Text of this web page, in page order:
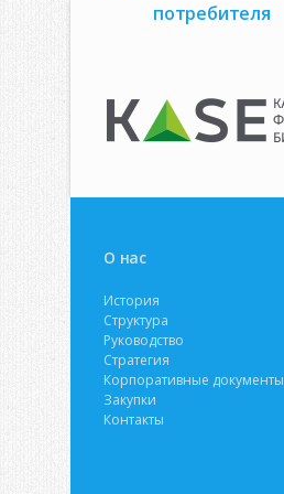
потребителя
О нас
История
Структура
Руководство
Стратегия
Корпоративные документы
Закупки
Контакты